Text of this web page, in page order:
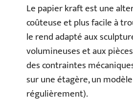
Le papier kraft est une
coûteuse et plus facile à
le rend adapté aux
volumineuses et aux
des contraintes
sur une étagère, un
régulièrement).